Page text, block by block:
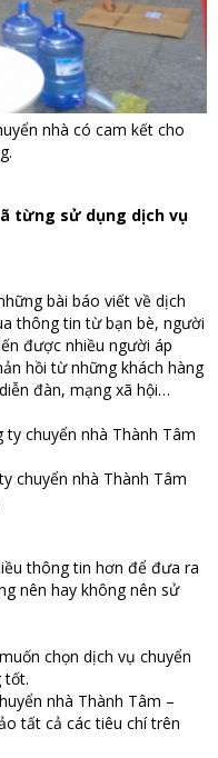
nhà có cam kết cho
từng sử dụng dịch vụ
bài báo viết về dịch
thông tin từ bạn bè, người
được nhiều người áp
hồi từ những khách hàng
đàn, mạng xã hội…
chuyển nhà Thành Tâm
thông tin hơn để đưa ra
nên hay không nên sử
chọn dịch vụ chuyển
tốt.
nhà Thành Tâm –
tất cả các tiêu chí trên